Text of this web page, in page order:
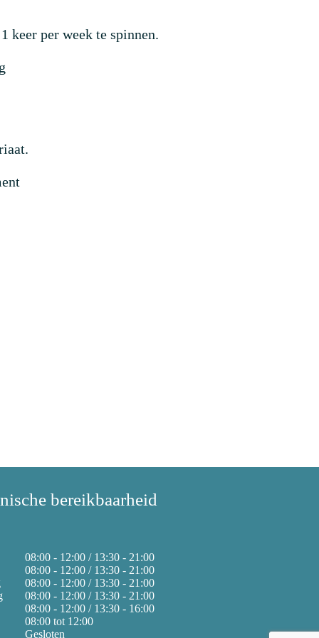
keer per week te spinnen.
bereikbaarheid
08:00 - 12:00 / 13:30 - 21:00
08:00 - 12:00 / 13:30 - 21:00
08:00 - 12:00 / 13:30 - 21:00
08:00 - 12:00 / 13:30 - 21:00
08:00 - 12:00 / 13:30 - 16:00
08:00 tot 12:00
Gesloten